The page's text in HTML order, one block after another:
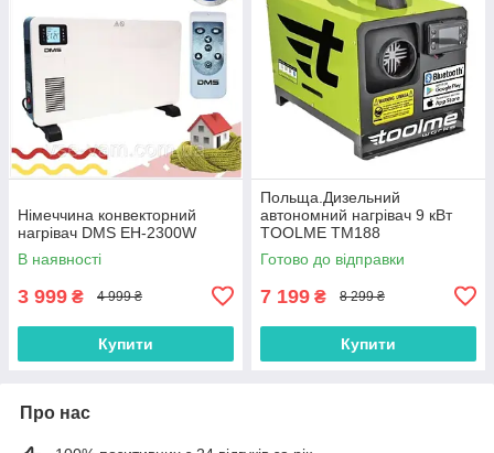
Німеччина конвекторний
нагрівач DMS EH-2300W
В наявності
3 999 ₴ 4 999 ₴
Купити
Польща.Дизельний
автономний нагрівач 9 кВт
TOOLME TM188
(230V/12V/24V) керування
Bluetooth (Android/ iOS) +
Готово до відправки
7 199 ₴ 8 299 ₴
Купити
Про нас